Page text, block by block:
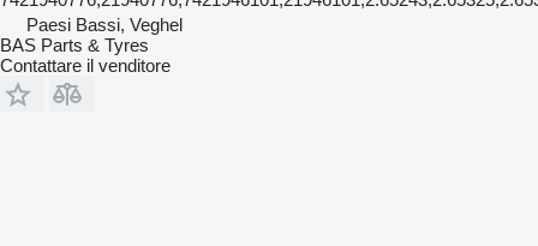
Paesi Bassi, Veghel
BAS Parts & Tyres
Contattare il venditore